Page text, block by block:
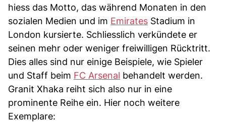
hiess das Motto, das während Monaten in den
sozialen Medien und im Emirates Stadium in
London kursierte. Schliesslich verkündete er
seinen mehr oder weniger freiwilligen Rücktritt.
Dies alles sind nur einige Beispiele, wie Spieler
und Staff beim FC Arsenal behandelt werden.
Granit Xhaka reiht sich also nur in eine
prominente Reihe ein. Hier noch weitere
Exemplare: